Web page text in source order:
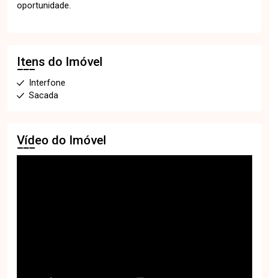
oportunidade.
Itens do Imóvel
Interfone
Sacada
Vídeo do Imóvel